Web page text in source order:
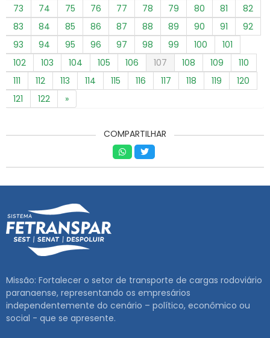
73
74 75 76 77 78 79 80 81
82
83
84 85 86 87 88 89 90 91
92
93
94 95 96 97 98 99 100
101
102
103 104 105 106 107 108 109
110
111
112 113 114 115 116 117 118 119
120
121
122 »
COMPARTILHAR
Missão: Fortalecer o setor de transporte de cargas rodoviário
paranaense, representando os empresários
independentemente do cenário – político, econômico ou
social - que se apresente.